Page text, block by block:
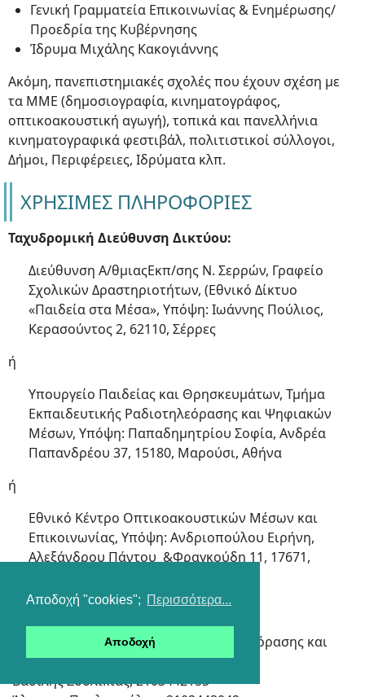
Αποδοχή "cookies"; Περισσότερα...
Αποδοχή
Γενική Γραμματεία Επικοινωνίας & Ενημέρωσης/
Προεδρία της Κυβέρνησης
Ίδρυμα Μιχάλης Κακογιάννης
Ακόμη, πανεπιστημιακές σχολές που έχουν σχέση με
τα ΜΜΕ (δημοσιογραφία, κινηματογράφος,
οπτικοακουστική αγωγή), τοπικά και πανελλήνια
κινηματογραφικά φεστιβάλ, πολιτιστικοί σύλλογοι,
Δήμοι, Περιφέρειες, Ιδρύματα κλπ.
ΧΡΗΣΙΜΕΣ ΠΛΗΡΟΦΟΡΙΕΣ
Ταχυδρομική Διεύθυνση Δικτύου:
Διεύθυνση Α/θμιαςΕκπ/σης Ν. Σερρών, Γραφείο
Σχολικών Δραστηριοτήτων, (Εθνικό Δίκτυο
«Παιδεία στα Μέσα», Υπόψη: Ιωάννης Πούλιος,
Κερασούντος 2, 62110, Σέρρες
ή
Υπουργείο Παιδείας και Θρησκευμάτων, Τμήμα
Εκπαιδευτικής Ραδιοτηλεόρασης και Ψηφιακών
Μέσων, Υπόψη: Παπαδημητρίου Σοφία, Ανδρέα
Παπανδρέου 37, 15180, Μαρούσι, Αθήνα
ή
Εθνικό Κέντρο Οπτικοακουστικών Μέσων και
Επικοινωνίας, Υπόψη: Ανδριοπούλου Ειρήνη,
Αλεξάνδρου Πάντου &Φραγκούδη 11, 17671,
Τηλέφωνα επικοινωνίας
(Για το Τμήμα Εκπαιδευτικής Ραδιοτηλεόρασης και
Ψηφιακών Μέσων του Υ.ΠΑΙ.Θ.)
-Βασίλης Σουλικιάς, 2103442155